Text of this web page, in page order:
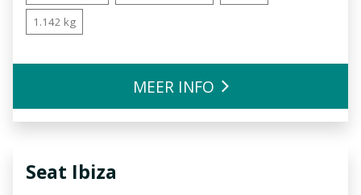
1.142 kg
MEER INFO
Seat Ibiza